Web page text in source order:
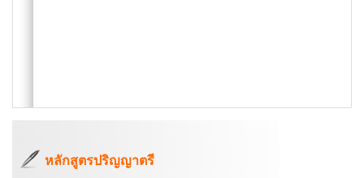
หลักสูตรปริญญาตรี